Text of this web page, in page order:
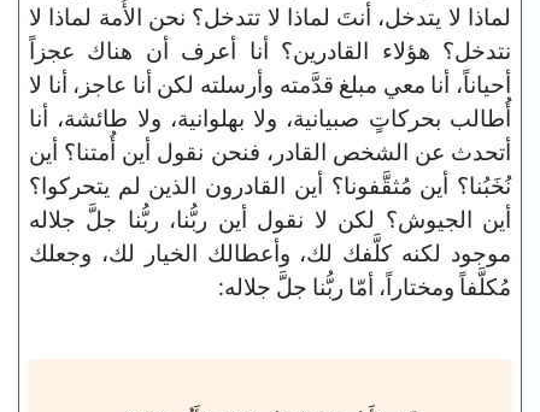
لماذا لا يتدخل، أنتَ لماذا لا تتدخل؟ نحن الأُمة لماذا لا
نتدخل؟ هؤلاء القادرين؟ أنا أعرف أن هناك عجزاً
أحياناً، أنا معي مبلغ قدَّمته وأرسلته لكن أنا عاجز، أنا لا
أُطالب بحركاتٍ صبيانية، ولا بهلوانية، ولا طائشة، أنا
أتحدث عن الشخص القادر، فنحن نقول أين أُمتنا؟ أين
نُخَبُنا؟ أين مُثقَّفونا؟ أين القادرون الذين لم يتحركوا؟
أين الجيوش؟ لكن لا نقول أين ربُّنا، ربُّنا جلَّ جلاله
موجود لكنه كلَّفك لك، وأعطالك الخيار لك، وجعلك
مُكلَّفاً ومختاراً، أمّا ربُّنا جلَّ جلاله: